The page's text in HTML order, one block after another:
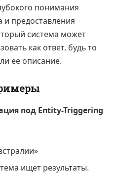
понимания
и предоставления
система может
как ответ, будь то
ее описание.
под Entity-Triggering
ищет результаты.